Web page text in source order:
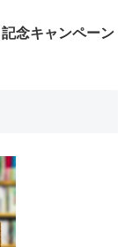
記念キャンペーン